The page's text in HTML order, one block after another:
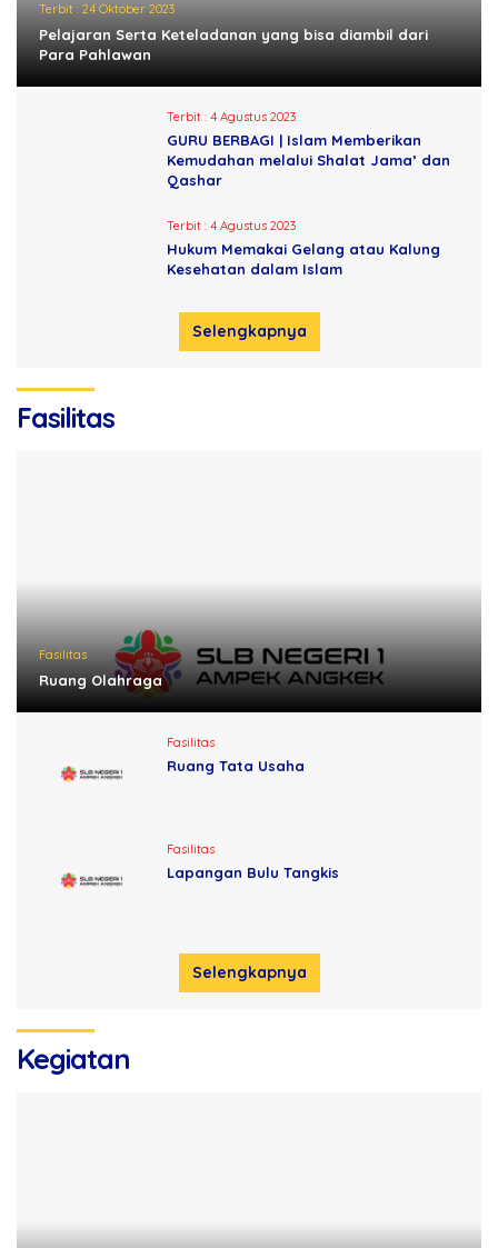
Terbit : 24 Oktober 2023
Pelajaran Serta Keteladanan yang bisa diambil dari
Para Pahlawan
Terbit : 4 Agustus 2023
GURU BERBAGI | Islam Memberikan
Kemudahan melalui Shalat Jama’ dan
Qashar
Terbit : 4 Agustus 2023
Hukum Memakai Gelang atau Kalung
Kesehatan dalam Islam
Selengkapnya
Fasilitas
Fasilitas
Ruang Olahraga
Fasilitas
Ruang Tata Usaha
Fasilitas
Lapangan Bulu Tangkis
Selengkapnya
Kegiatan